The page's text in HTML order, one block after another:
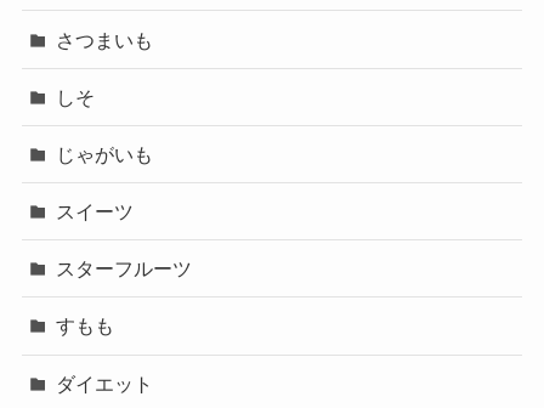
さつまいも
しそ
じゃがいも
スイーツ
スターフルーツ
すもも
ダイエット